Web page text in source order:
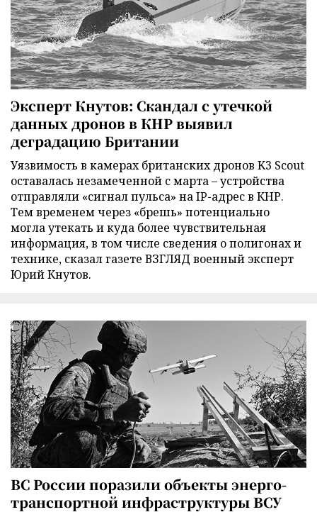
Эксперт Кнутов: Скандал с утечкой
данных дронов в КНР выявил
деградацию Британии
Уязвимость в камерах британских дронов K3 Scout
оставалась незамеченной с марта – устройства
отправляли «сигнал пульса» на IP-адрес в КНР.
Тем временем через «брешь» потенциально
могла утекать и куда более чувствительная
информация, в том числе сведения о полигонах и
технике, сказал газете ВЗГЛЯД военный эксперт
Юрий Кнутов.
ВС России поразили объекты энерго-
транспортной инфраструктуры ВСУ